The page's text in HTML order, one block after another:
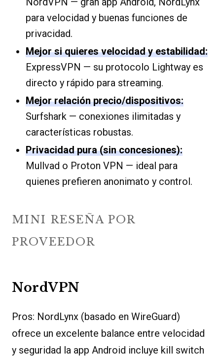
para velocidad y buenas funciones de
privacidad.
Mejor si quieres velocidad y estabilidad:
ExpressVPN — su protocolo Lightway es
directo y rápido para streaming.
Mejor relación precio/dispositivos:
Surfshark — conexiones ilimitadas y
características robustas.
Privacidad pura (sin concesiones):
Mullvad o Proton VPN — ideal para
quienes prefieren anonimato y control.
MINI RESEÑA POR
PROVEEDOR
NordVPN
Pros: NordLynx (basado en WireGuard)
ofrece un excelente balance entre velocidad
y seguridad la app Android incluye kill switch